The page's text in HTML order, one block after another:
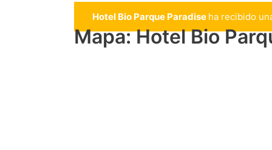
Hotel Bio Parque Paradise ha recibido
Mapa: Hotel Bio